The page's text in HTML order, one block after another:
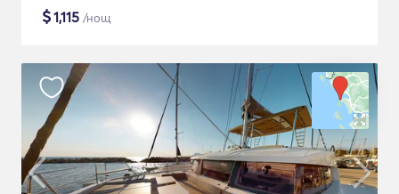
$1,115 /нощ